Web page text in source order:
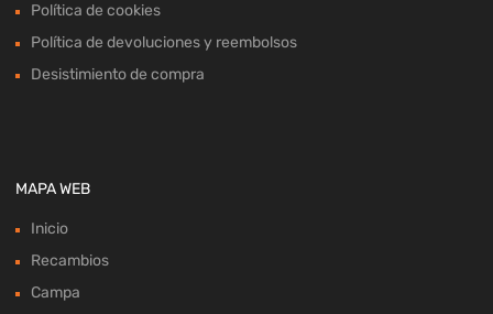
Política de cookies
Política de devoluciones y reembolsos
Desistimiento de compra
MAPA WEB
Inicio
Recambios
Campa